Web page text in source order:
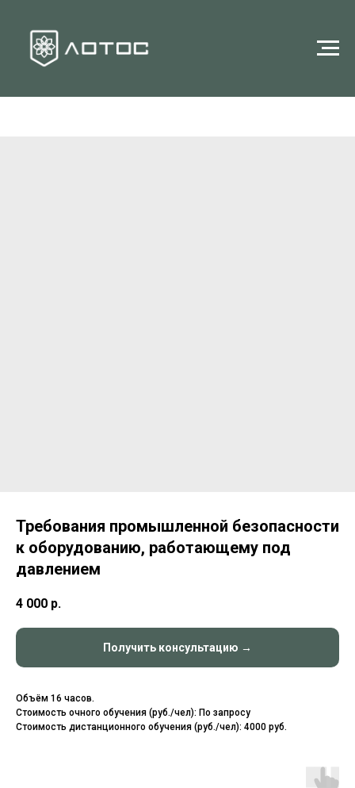
Требования промышленной безопасности
к оборудованию, работающему под
давлением
4 000 р.
Получить консультацию →
Объём 16 часов.
Стоимость очного обучения (руб./чел): По запросу
Стоимость дистанционного обучения (руб./чел): 4000 руб.